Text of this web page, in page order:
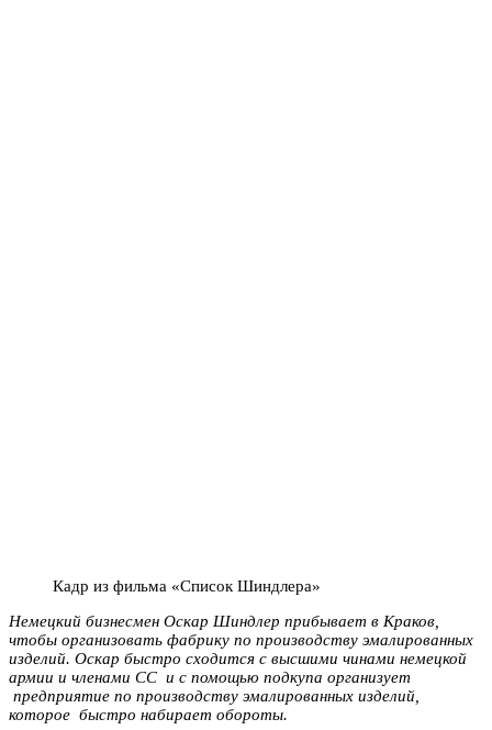
Кадр из фильма «Список Шиндлера»
Немецкий бизнесмен Оскар Шиндлер прибывает в Краков,
чтобы организовать фабрику по производству эмалированных
изделий. Оскар быстро сходится с высшими чинами немецкой
армии и членами СС и с помощью подкупа организует
предприятие по производству эмалированных изделий,
которое быстро набирает обороты.